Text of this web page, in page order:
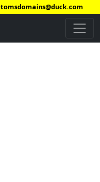
tomsdomains@duck.com